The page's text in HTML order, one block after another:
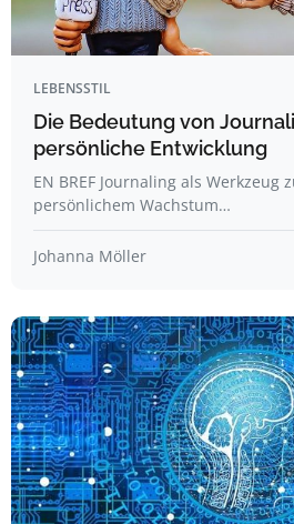
LEBENSSTIL
Die Bedeutung von
persönliche Entwicklung
EN BREF Journaling als Werkzeug
persönlichem Wachstum…
Johanna Möller